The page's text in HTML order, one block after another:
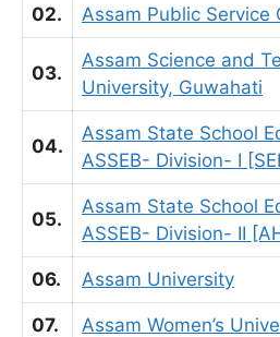
02. Assam Public Service
03.
Assam Science and
University, Guwahati
04.
Assam State School
ASSEB- Division- I
05.
Assam State School
ASSEB- Division- II
06. Assam University
07. Assam Women’s